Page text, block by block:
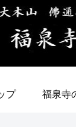
プ 福泉寺